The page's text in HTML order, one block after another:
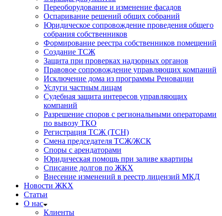
Переоборудование и изменение фасадов
Оспаривание решений общих собраний
Юридическое сопровождение проведения общего
собрания собственников
Формирование реестра собственников помещений
Создание ТСЖ
Защита при проверках надзорных органов
Правовое сопровождение управляющих компаний
Исключение дома из программы Реновации
Услуги частным лицам
Судебная защита интересов управляющих
компаний
Разрешение споров с региональными операторами
по вывозу ТКО
Регистрация ТСЖ (ТСН)
Смена председателя ТСЖ/ЖСК
Споры с арендаторами
Юридическая помощь при заливе квартиры
Списание долгов по ЖКХ
Внесение изменений в реестр лицензий МКД
Новости ЖКХ
Статьи
О нас
Клиенты